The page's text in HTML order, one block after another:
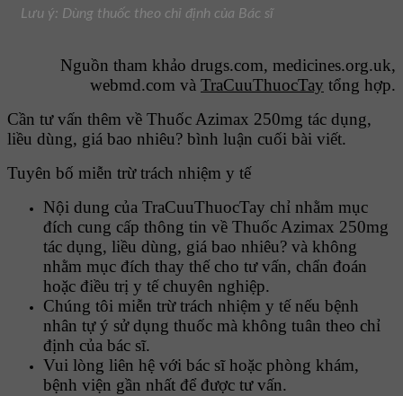
Lưu ý: Dùng thuốc theo chỉ định của Bác sĩ
Nguồn tham khảo drugs.com, medicines.org.uk,
webmd.com và TraCuuThuocTay tổng hợp.
Cần tư vấn thêm về Thuốc Azimax 250mg tác dụng,
liều dùng, giá bao nhiêu? bình luận cuối bài viết.
Tuyên bố miễn trừ trách nhiệm y tế
Nội dung của TraCuuThuocTay chỉ nhằm mục
đích cung cấp thông tin về Thuốc Azimax 250mg
tác dụng, liều dùng, giá bao nhiêu? và không
nhằm mục đích thay thế cho tư vấn, chẩn đoán
hoặc điều trị y tế chuyên nghiệp.
Chúng tôi miễn trừ trách nhiệm y tế nếu bệnh
nhân tự ý sử dụng thuốc mà không tuân theo chỉ
định của bác sĩ.
Vui lòng liên hệ với bác sĩ hoặc phòng khám,
bệnh viện gần nhất để được tư vấn.